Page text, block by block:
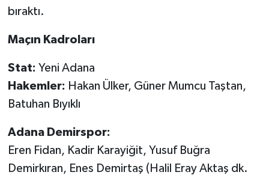
bıraktı.
Maçın Kadroları
Stat: Yeni Adana
Hakemler: Hakan Ülker, Güner Mumcu Taştan,
Batuhan Bıyıklı
Adana Demirspor:
Eren Fidan, Kadir Karayiğit, Yusuf Buğra
Demirkıran, Enes Demirtaş (Halil Eray Aktaş dk.